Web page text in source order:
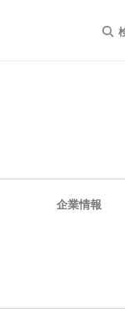
企業情報